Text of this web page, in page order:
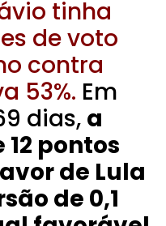
tinha
de voto
contra
53%. Em
dias, a
pontos
de Lula
de 0,1